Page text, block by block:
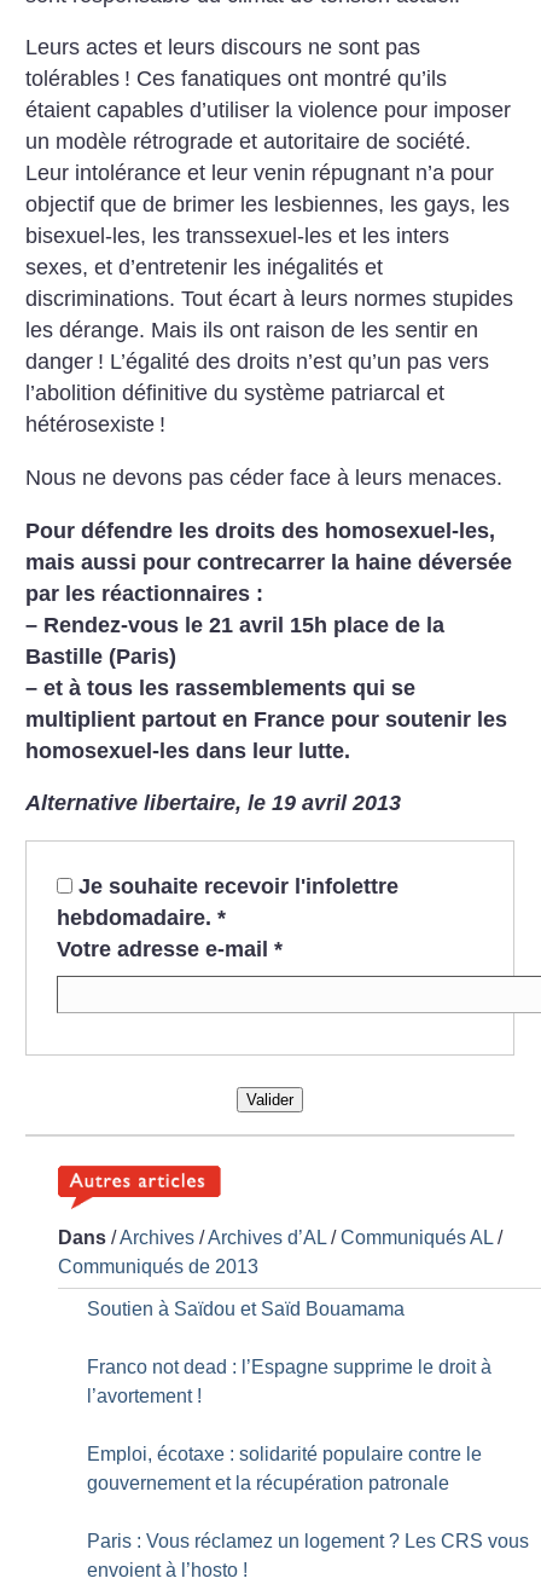
Leurs actes et leurs discours ne sont pas
tolérables ! Ces fanatiques ont montré qu’ils
étaient capables d’utiliser la violence pour imposer
un modèle rétrograde et autoritaire de société.
Leur intolérance et leur venin répugnant n’a pour
objectif que de brimer les lesbiennes, les gays, les
bisexuel-les, les transsexuel-les et les inters
sexes, et d’entretenir les inégalités et
discriminations. Tout écart à leurs normes stupides
les dérange. Mais ils ont raison de les sentir en
danger ! L’égalité des droits n’est qu’un pas vers
l’abolition définitive du système patriarcal et
hétérosexiste !
Nous ne devons pas céder face à leurs menaces.
Pour défendre les droits des homosexuel-les,
mais aussi pour contrecarrer la haine déversée
par les réactionnaires :
– Rendez-vous le 21 avril 15h place de la
Bastille (Paris)
– et à tous les rassemblements qui se
multiplient partout en France pour soutenir les
homosexuel-les dans leur lutte.
Alternative libertaire, le 19 avril 2013
Je souhaite recevoir l'infolettre
hebdomadaire. *
Votre adresse e-mail *
Valider
Dans /Archives /Archives d’AL /Communiqués AL /
Communiqués de 2013
Soutien à Saïdou et Saïd Bouamama
Franco not dead : l’Espagne supprime le droit à
l’avortement !
Emploi, écotaxe : solidarité populaire contre le
gouvernement et la récupération patronale
Paris : Vous réclamez un logement ? Les CRS vous
envoient à l’hosto !